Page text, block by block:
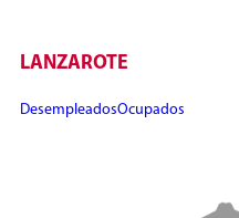
LANZAROTE
DesempleadosOcupados